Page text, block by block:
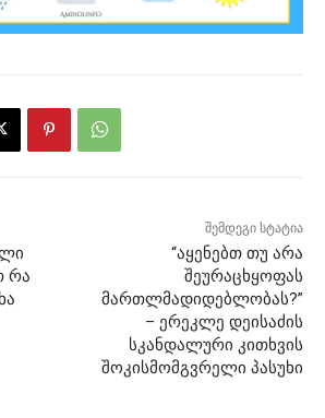
რა
შემდეგი სტატია
“აყენებთ თუ არა
შეურაცხყოფას
მართლმადიდებლობას?”
– ერეკლე დეისაძის
სკანდალური კითხვის
შოკისმომგვრელი პასუხი